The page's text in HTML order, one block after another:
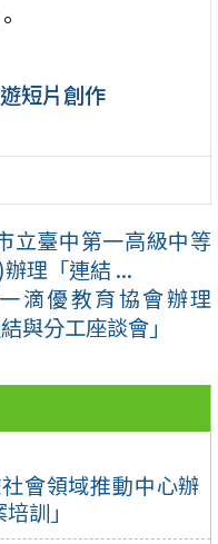
會領域推動中心辦
訓」
短片創作
立臺中第一高級中等
理「連結 ...
滴優教育協會辦理
與分工座談會」